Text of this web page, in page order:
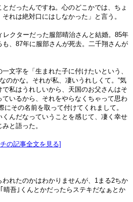
とだったんですね。心のどこかでは、ちょ
れは絶対口にはしなかった」と言う。
クターだった服部晴治さんと結婚。85年
、87年に服部さんが死去。二千翔さんが
文字を「生まれた子に付けたいという、
のかな。それが私、凄いうれしくて。“気
私はうれしいから、天国のお父さんはそ
いるから、それをやらなくちゃって思わ
にその名前を取って付けてくれまして。
んだなっていうことを感じて、凄く幸せ
と語った。
の記事全文を見る]
われたのかはわかりませんが、1まる2ちか
晴吾｣くんとかだったらステキだなぁとか